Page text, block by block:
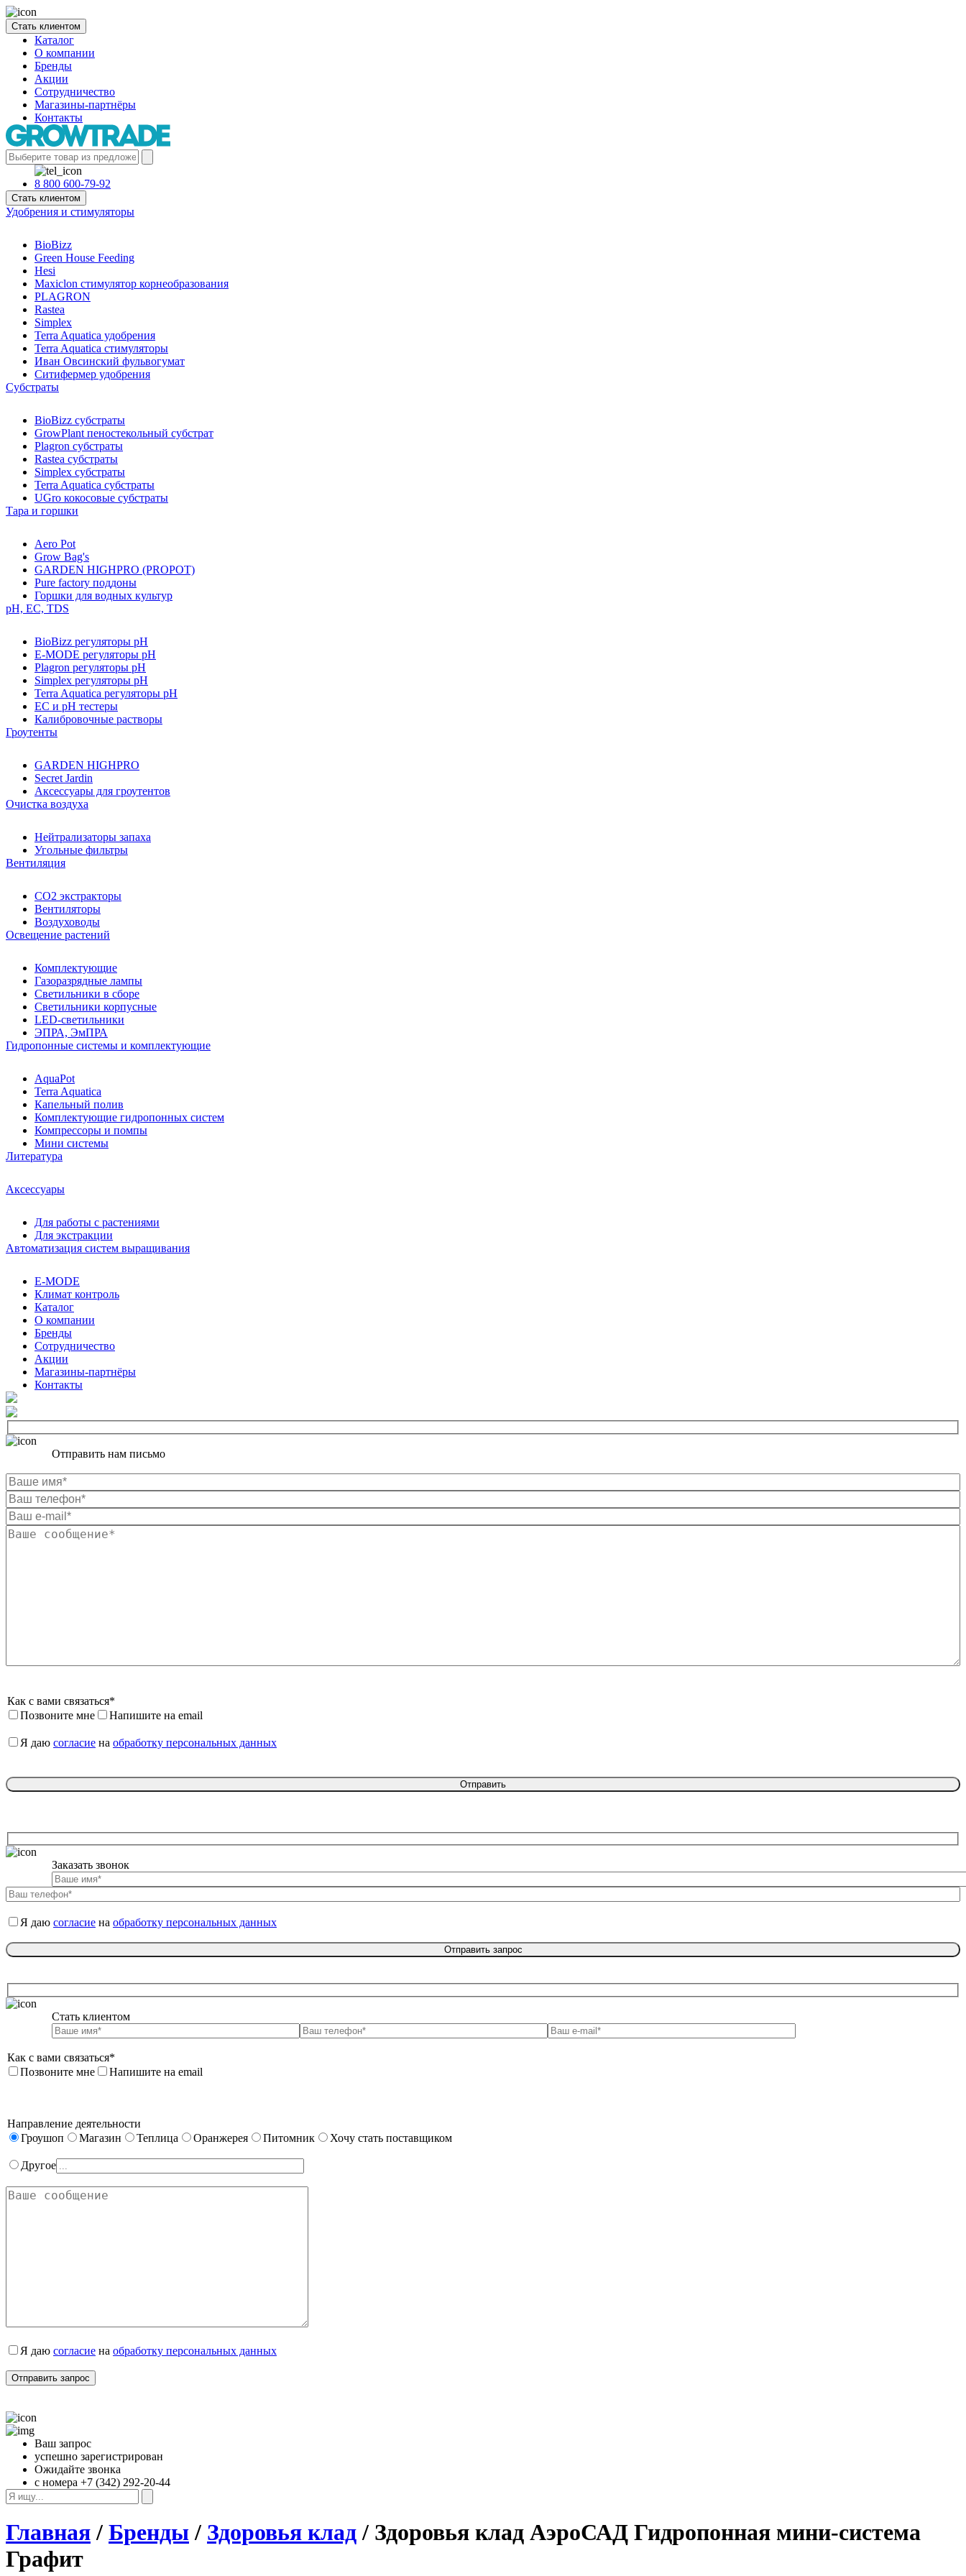
Стать клиентом
Каталог
О компании
Бренды
Акции
Сотрудничество
Магазины-партнёры
Контакты
8 800 600-79-92
Стать клиентом
Удобрения и стимуляторы
BioBizz
Green House Feeding
Hesi
Maxiclon стимулятор корнеобразования
PLAGRON
Rastea
Simplex
Terra Aquatica удобрения
Terra Aquatica стимуляторы
Иван Овсинский фульвогумат
Ситифермер удобрения
Субстраты
BioBizz cубстраты
GrowPlant пеностекольный субстрат
Plagron cубстраты
Rastea cубстраты
Simplex cубстраты
Terra Aquatica cубстраты
UGro кокосовые субстраты
Тара и горшки
Aero Pot
Grow Bag's
GARDEN HIGHPRO (PROPOT)
Pure factory поддоны
Горшки для водных культур
pH, EC, TDS
BioBizz регуляторы pH
E-MODE регуляторы pH
Plagron регуляторы pH
Simplex регуляторы pH
Terra Aquatica регуляторы pH
EC и pH тестеры
Калибровочные растворы
Гроутенты
GARDEN HIGHPRO
Secret Jardin
Аксессуары для гроутентов
Очистка воздуха
Нейтрализаторы запаха
Угольные фильтры
Вентиляция
CO2 экстракторы
Вентиляторы
Воздуховоды
Освещение растений
Комплектующие
Газоразрядные лампы
Светильники в сборе
Светильники корпусные
LED-светильники
ЭПРА, ЭмПРА
Гидропонные системы и комплектующие
AquaPot
Terra Aquatica
Капельный полив
Комплектующие гидропонных систем
Компрессоры и помпы
Мини системы
Литература
Аксессуары
Для работы с растениями
Для экстракции
Автоматизация систем выращивания
E-MODE
Климат контроль
Каталог
О компании
Бренды
Сотрудничество
Акции
Магазины-партнёры
Контакты
Отправить нам письмо
Как с вами связаться*
Позвоните мне
Напишите на email
Я даю согласие на обработку персональных данных
Заказать звонок
Я даю согласие на обработку персональных данных
Стать клиентом
Как с вами связаться*
Позвоните мне
Напишите на email
Направление деятельности
Гроушоп
Магазин Теплица Оранжерея Питомник Хочу стать поставщиком
Другое
Я даю согласие на обработку персональных данных
Ваш запрос
успешно зарегистрирован
Ожидайте звонка
с номера +7 (342) 292-20-44
Главная/ Бренды/ Здоровья клад/ Здоровья клад АэроСАД Гидропонная мини-система
Графит